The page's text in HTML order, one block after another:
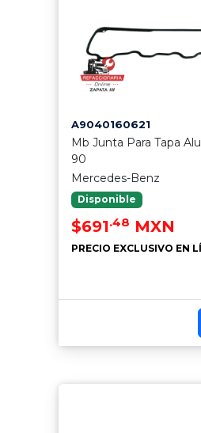
A9040160621
Mb Junta Para Tapa
90
Mercedes-Benz
Disponible
$691.48 MXN
PRECIO EXCLUSIVO EN